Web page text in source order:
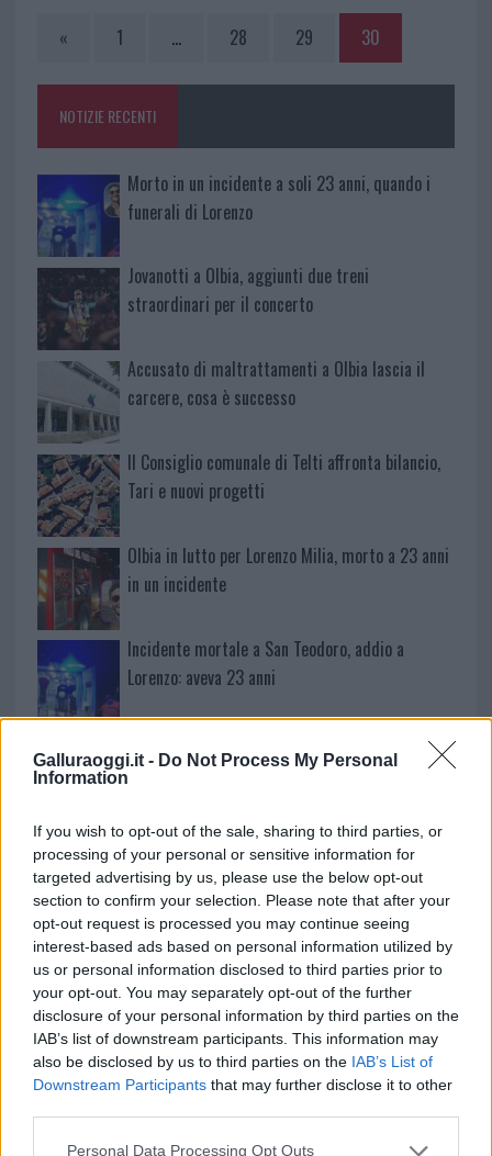
Galluraoggi.it - Do Not Process My Personal
Information
If you wish to opt-out of the sale, sharing to third parties, or
processing of your personal or sensitive information for
targeted advertising by us, please use the below opt-out
section to confirm your selection. Please note that after your
opt-out request is processed you may continue seeing
interest-based ads based on personal information utilized by
us or personal information disclosed to third parties prior to
your opt-out. You may separately opt-out of the further
disclosure of your personal information by third parties on the
IAB’s list of downstream participants. This information may
also be disclosed by us to third parties on the IAB’s List of
Downstream Participants that may further disclose it to other
Please note that this website/app uses one or more Google
Personal Data Processing Opt Outs
« 1 … 28 29 30
NOTIZIE RECENTI
Morto in un incidente a soli 23 anni, quando i
funerali di Lorenzo
Jovanotti a Olbia, aggiunti due treni
straordinari per il concerto
Accusato di maltrattamenti a Olbia lascia il
carcere, cosa è successo
Il Consiglio comunale di Telti affronta bilancio,
Tari e nuovi progetti
Olbia in lutto per Lorenzo Milia, morto a 23 anni
in un incidente
Incidente mortale a San Teodoro, addio a
Lorenzo: aveva 23 anni
Incidente nella notte a Cala di Volpe, auto fuori
strada
NECROLOGIE
Addio a Salvatorica Manca, Tempio si unisce al
dolore della famiglia